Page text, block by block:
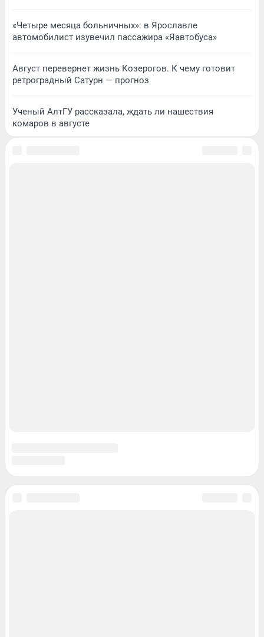
«Четыре месяца больничных»: в Ярославле
автомобилист изувечил пассажира «Яавтобуса»
Август перевернет жизнь Козерогов. К чему готовит
ретроградный Сатурн — прогноз
Ученый АлтГУ рассказала, ждать ли нашествия
комаров в августе